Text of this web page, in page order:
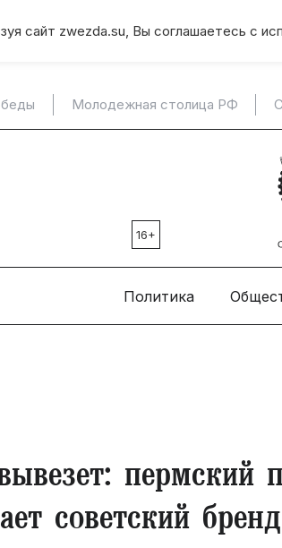
сайт zwezda.su, Вы соглашаетесь с
Молодежная столица РФ
16+
Политика
пермский
советский бренд